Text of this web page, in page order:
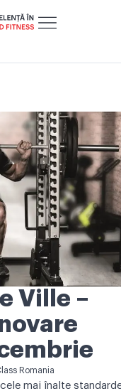
Ville –
Romania
mai înalte